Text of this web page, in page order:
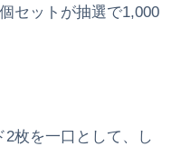
セットが抽選で1,000
枚を一口として、し